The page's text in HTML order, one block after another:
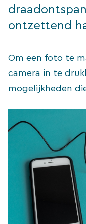
ontzettend
Om een foto te
camera in te
mogelijkheden